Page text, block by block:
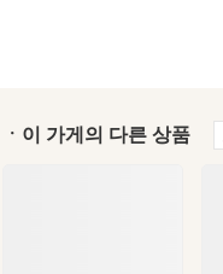
ㆍ이 가게의 다른 상품